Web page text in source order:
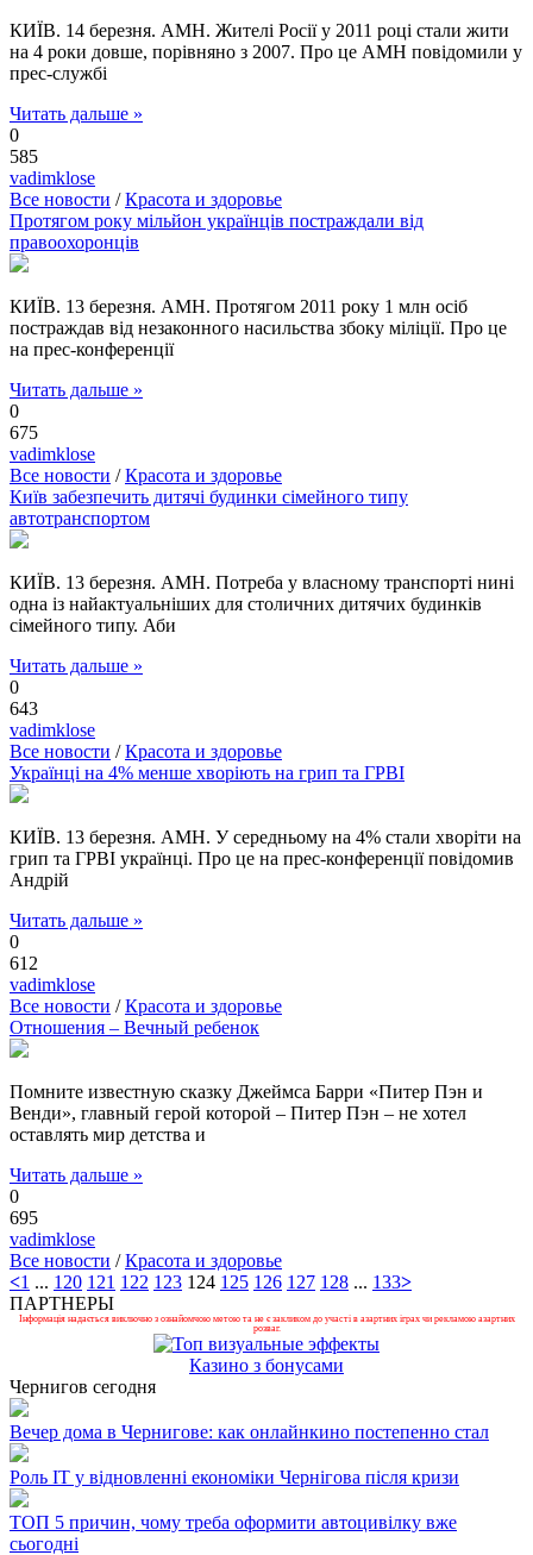
КИЇВ. 14 березня. АМН. Жителі Росії у 2011 році стали жити
на 4 роки довше, порівняно з 2007. Про це АМН повідомили у
прес-службі
Читать дальше »
0
585
vadimklose
Все новости /Красота и здоровье
Протягом року мільйон українців постраждали від
правоохоронців
КИЇВ. 13 березня. АМН. Протягом 2011 року 1 млн осіб
постраждав від незаконного насильства збоку міліції. Про це
на прес-конференції
Читать дальше »
0
675
vadimklose
Все новости /Красота и здоровье
Київ забезпечить дитячі будинки сімейного типу
автотранспортом
КИЇВ. 13 березня. АМН. Потреба у власному транспорті нині
одна із найактуальніших для столичних дитячих будинків
сімейного типу. Аби
Читать дальше »
0
643
vadimklose
Все новости /Красота и здоровье
Українці на 4% менше хворіють на грип та ГРВІ
КИЇВ. 13 березня. АМН. У середньому на 4% стали хворіти на
грип та ГРВІ українці. Про це на прес-конференції повідомив
Андрій
Читать дальше »
0
612
vadimklose
Все новости /Красота и здоровье
Отношения – Вечный ребенок
Помните известную сказку Джеймса Барри «Питер Пэн и
Венди», главный герой которой – Питер Пэн – не хотел
оставлять мир детства и
Читать дальше »
0
695
vadimklose
Все новости /Красота и здоровье
<1 ... 120 121 122 123 124 125 126 127 128 ... 133>
ПАРТНЕРЫ
Інформація надається виключно з ознайомчою метою та не є закликом до участі в азартних іграх чи рекламою азартних
розваг.
Казино з бонусами
Чернигов сегодня
Вечер дома в Чернигове: как онлайнкино постепенно стал
Роль ІТ у відновленні економіки Чернігова після кризи
ТОП 5 причин, чому треба оформити автоцивілку вже
сьогодні